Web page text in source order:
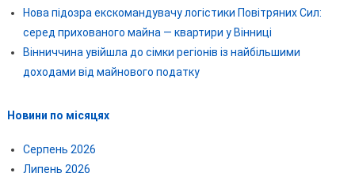
Нова підозра екскомандувачу логістики Повітряних Сил:
серед прихованого майна — квартири у Вінниці
Вінниччина увійшла до сімки регіонів із найбільшими
доходами від майнового податку
Новини по місяцях
Серпень 2026
Липень 2026